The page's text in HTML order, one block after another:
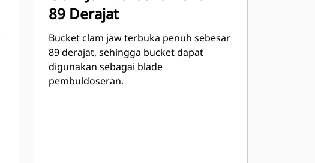
89 Derajat
Bucket clam jaw terbuka penuh sebesar
89 derajat, sehingga bucket dapat
digunakan sebagai blade
pembuldoseran.